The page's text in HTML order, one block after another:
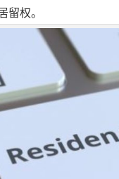
留权。